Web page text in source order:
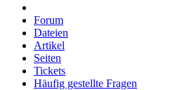
Forum
Dateien
Artikel
Seiten
Tickets
Häufig gestellte Fragen